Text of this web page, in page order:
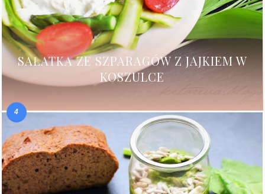
SAŁATKA ZE SZPARAGÓW Z JAJKIEM W
KOSZULCE